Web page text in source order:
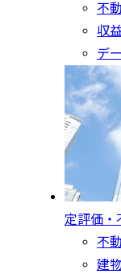
不
収
デ
定評価・
不
建